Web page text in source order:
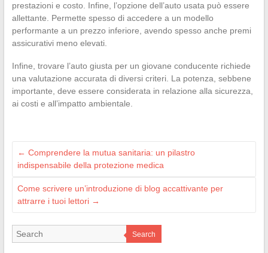
prestazioni e costo. Infine, l’opzione dell’auto usata può essere
allettante. Permette spesso di accedere a un modello
performante a un prezzo inferiore, avendo spesso anche premi
assicurativi meno elevati.
Infine, trovare l’auto giusta per un giovane conducente richiede
una valutazione accurata di diversi criteri. La potenza, sebbene
importante, deve essere considerata in relazione alla sicurezza,
ai costi e all’impatto ambientale.
← Comprendere la mutua sanitaria: un pilastro
indispensabile della protezione medica
Come scrivere un’introduzione di blog accattivante per
attrarre i tuoi lettori →
Search